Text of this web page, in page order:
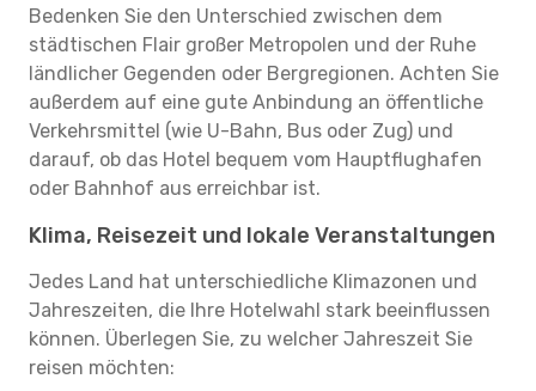
Bedenken Sie den Unterschied zwischen dem
städtischen Flair großer Metropolen und der Ruhe
ländlicher Gegenden oder Bergregionen. Achten Sie
außerdem auf eine gute Anbindung an öffentliche
Verkehrsmittel (wie U-Bahn, Bus oder Zug) und
darauf, ob das Hotel bequem vom Hauptflughafen
oder Bahnhof aus erreichbar ist.
Klima, Reisezeit und lokale Veranstaltungen
Jedes Land hat unterschiedliche Klimazonen und
Jahreszeiten, die Ihre Hotelwahl stark beeinflussen
können. Überlegen Sie, zu welcher Jahreszeit Sie
reisen möchten: